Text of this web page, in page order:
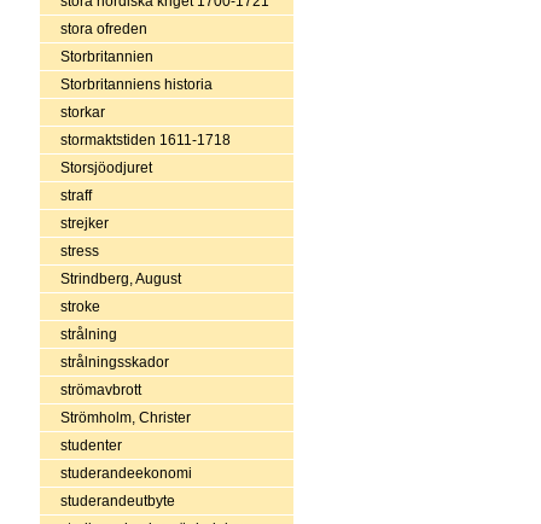
stora ofreden
Storbritannien
Storbritanniens historia
storkar
stormaktstiden 1611-1718
Storsjöodjuret
straff
strejker
stress
Strindberg, August
stroke
strålning
strålningsskador
strömavbrott
Strömholm, Christer
studenter
studerandeekonomi
studerandeutbyte